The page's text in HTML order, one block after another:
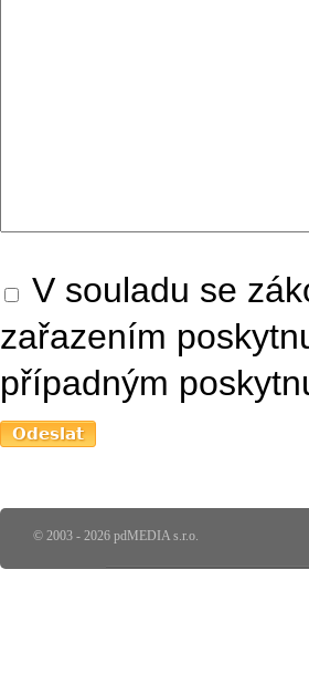
V souladu se
zařazením
případným
© 2003 - 2026 pdMEDIA s.r.o.